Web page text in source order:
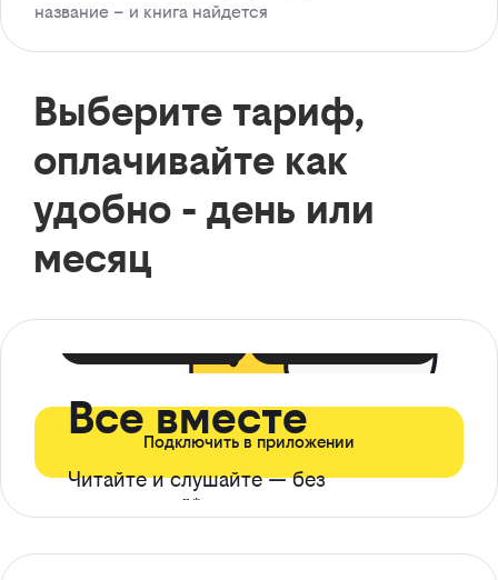
название – и книга найдется
Выберите тариф,
оплачивайте как
удобно - день или
месяц
Все вместе
Читайте и слушайте — без
ограничений*
Подключить в приложении